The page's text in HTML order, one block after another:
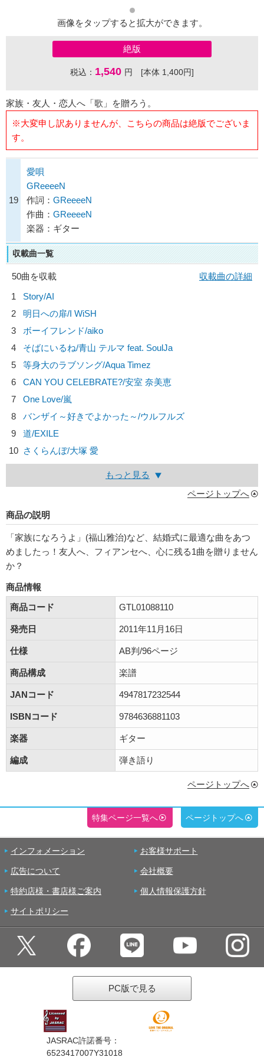
画像をタップすると拡大ができます。
絶版
税込： 1,540 円 [本体 1,400円]
家族・友人・恋人へ「歌」を贈ろう。
※大変申し訳ありませんが、こちらの商品は絶版でございま
す。
19
愛唄
GReeeeN
作詞： GReeeeN
作曲： GReeeeN
楽器：ギター
収載曲一覧
50曲を収載
収載曲の詳細
1
Story/AI
2
明日への扉/I WiSH
3
ボーイフレンド/aiko
4
そばにいるね/青山 テルマ feat. SoulJa
5
等身大のラブソング/Aqua Timez
6
CAN YOU CELEBRATE?/安室 奈美恵
7
One Love/嵐
8
バンザイ～好きでよかった～/ウルフルズ
9
道/EXILE
10 さくらんぼ/大塚 愛
もっと見る
ページトップへ
商品の説明
「家族になろうよ」(福山雅治)など、結婚式に最適な曲をあつ
めましたっ！友人へ、フィアンセへ、心に残る1曲を贈りません
か？
商品情報
商品コード
GTL01088110
発売日 2011年11月16日
仕様 AB判/96ページ
商品構成 楽譜
JANコード 4947817232544
ISBNコード 9784636881103
楽器 ギター
編成 弾き語り
ページトップへ
特集ページ一覧へ ページトップへ
インフォメーション お客様サポート
広告について 会社概要
特約店様・書店様ご案内 個人情報保護方針
サイトポリシー
PC版で見る
JASRAC許諾番号：
6523417007Y31018